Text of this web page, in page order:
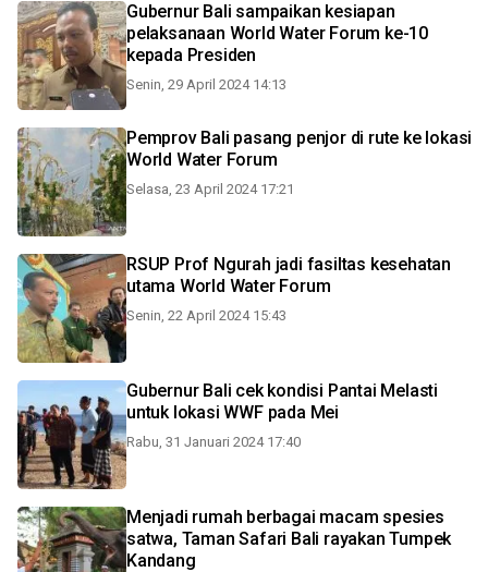
Gubernur Bali sampaikan kesiapan
pelaksanaan World Water Forum ke-10
kepada Presiden
Senin, 29 April 2024 14:13
Pemprov Bali pasang penjor di rute ke lokasi
World Water Forum
Selasa, 23 April 2024 17:21
RSUP Prof Ngurah jadi fasiltas kesehatan
utama World Water Forum
Senin, 22 April 2024 15:43
Gubernur Bali cek kondisi Pantai Melasti
untuk lokasi WWF pada Mei
Rabu, 31 Januari 2024 17:40
Menjadi rumah berbagai macam spesies
satwa, Taman Safari Bali rayakan Tumpek
Kandang